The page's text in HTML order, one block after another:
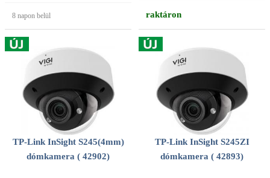
8 napon belül raktáron
TP-Link InSight S245(4mm)
dómkamera ( 42902)
TP-Link InSight S245ZI
dómkamera ( 42893)